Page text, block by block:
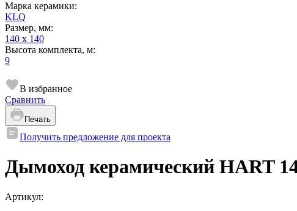
Марка керамики:
KLQ
Размер, мм:
140 x 140
Высота комплекта, м:
9
В избранное
Сравнить
Печать
Получить предложение для проекта
Дымоход керамический HART
Артикул: